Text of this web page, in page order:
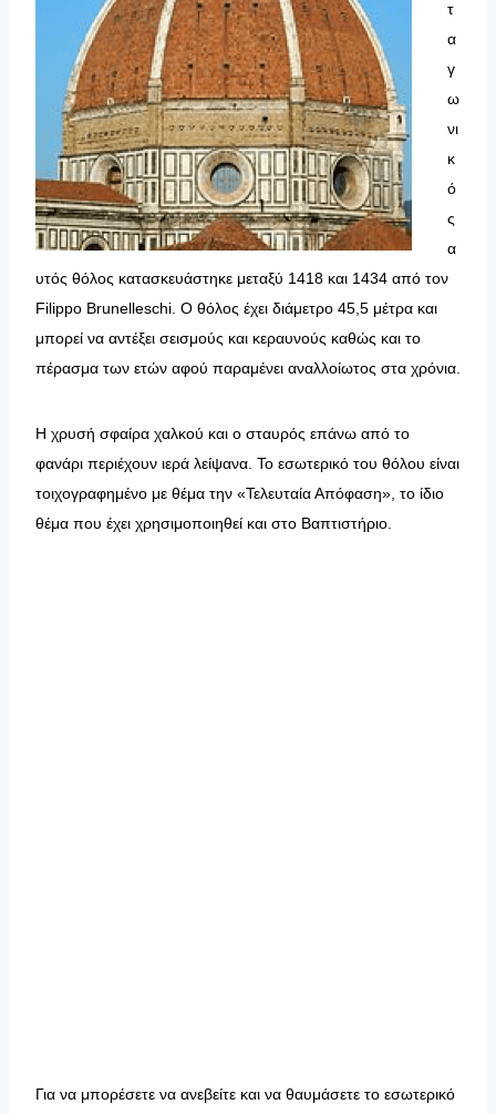
τ
α
γ
ω
νι
κ
ό
ς
α
υτός θόλος κατασκευάστηκε μεταξύ 1418 και 1434 από τον
Filippo Brunelleschi. Ο θόλος έχει διάμετρο 45,5 μέτρα και
μπορεί να αντέξει σεισμούς και κεραυνούς καθώς και το
πέρασμα των ετών αφού παραμένει αναλλοίωτος στα χρόνια.
Η χρυσή σφαίρα χαλκού και ο σταυρός επάνω από το
φανάρι περιέχουν ιερά λείψανα. Το εσωτερικό του θόλου είναι
τοιχογραφημένο με θέμα την «Τελευταία Απόφαση», το ίδιο
θέμα που έχει χρησιμοποιηθεί και στο Βαπτιστήριο.
Για να μπορέσετε να ανεβείτε και να θαυμάσετε το εσωτερικό